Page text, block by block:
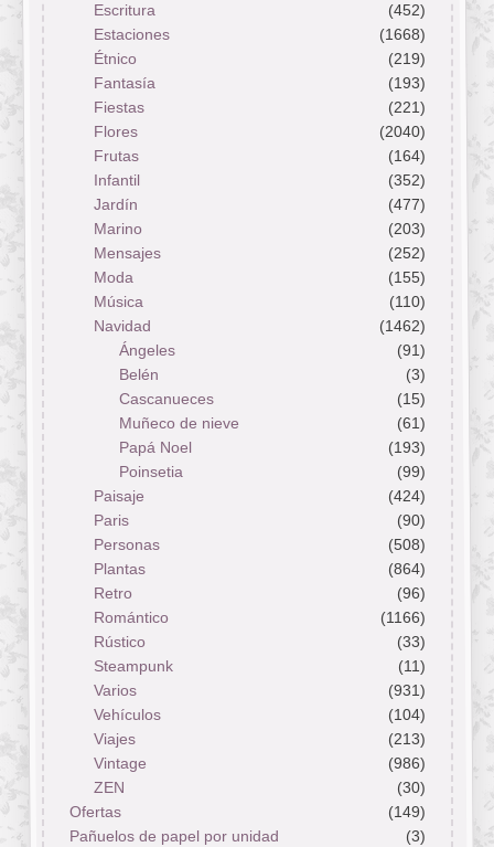
Escritura
(452)
Estaciones
(1668)
Étnico
(219)
Fantasía
(193)
Fiestas
(221)
Flores
(2040)
Frutas
(164)
Infantil
(352)
Jardín
(477)
Marino
(203)
Mensajes
(252)
Moda
(155)
Música
(110)
Navidad
(1462)
Ángeles
(91)
Belén
(3)
Cascanueces
(15)
Muñeco de nieve
(61)
Papá Noel
(193)
Poinsetia
(99)
Paisaje
(424)
Paris
(90)
Personas
(508)
Plantas
(864)
Retro
(96)
Romántico
(1166)
Rústico
(33)
Steampunk
(11)
Varios
(931)
Vehículos
(104)
Viajes
(213)
Vintage
(986)
ZEN
(30)
Ofertas
(149)
Pañuelos de papel por unidad
(3)